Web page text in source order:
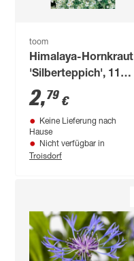
toom
Himalaya-Hornkraut
'Silberteppich', 11
cm Topf
2,79 €
Keine Lieferung nach
Hause
Nicht verfügbar in
Troisdorf